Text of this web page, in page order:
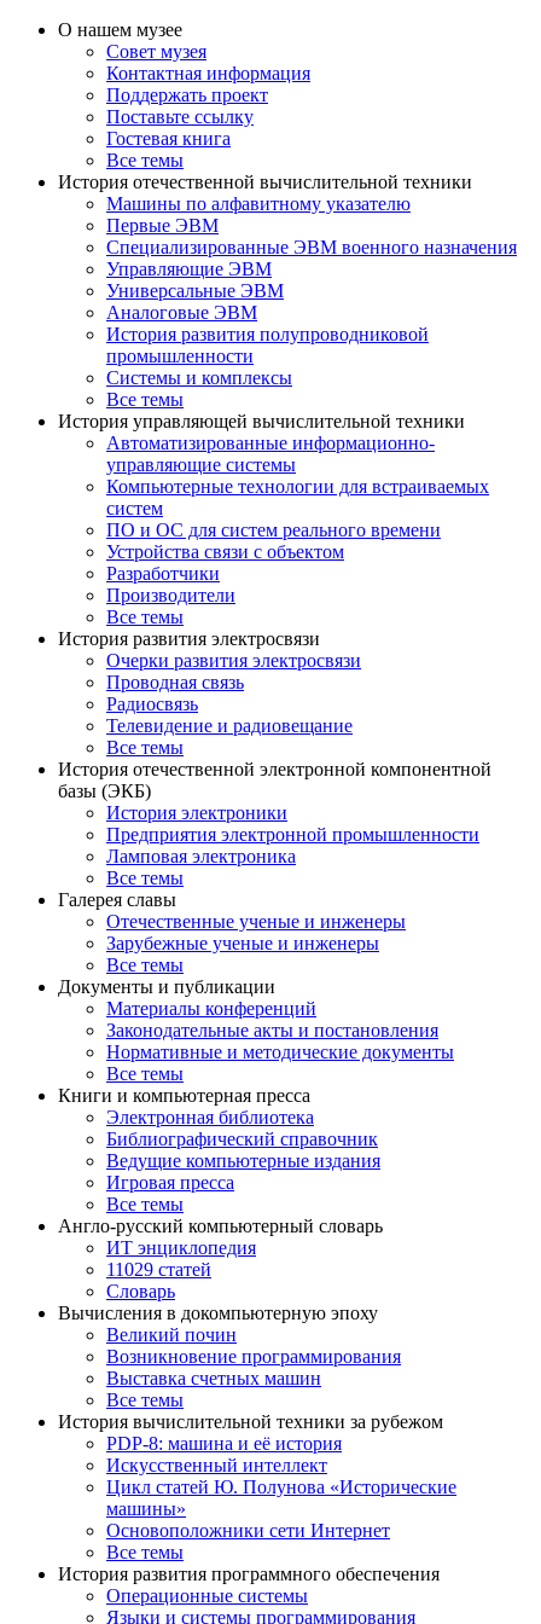
О нашем музее
Совет музея
Контактная информация
Поддержать проект
Поставьте ссылку
Гостевая книга
Все темы
История отечественной вычислительной техники
Машины по алфавитному указателю
Первые ЭВМ
Специализированные ЭВМ военного назначения
Управляющие ЭВМ
Универсальные ЭВМ
Аналоговые ЭВМ
История развития полупроводниковой
промышленности
Системы и комплексы
Все темы
История управляющей вычислительной техники
Автоматизированные информационно-
управляющие системы
Компьютерные технологии для встраиваемых
систем
ПО и ОС для систем реального времени
Устройства связи с объектом
Разработчики
Производители
Все темы
История развития электросвязи
Очерки развития электросвязи
Проводная связь
Радиосвязь
Телевидение и радиовещание
Все темы
История отечественной электронной компонентной
базы (ЭКБ)
История электроники
Предприятия электронной промышленности
Ламповая электроника
Все темы
Галерея славы
Отечественные ученые и инженеры
Зарубежные ученые и инженеры
Все темы
Документы и публикации
Материалы конференций
Законодательные акты и постановления
Нормативные и методические документы
Все темы
Книги и компьютерная пресса
Электронная библиотека
Библиографический справочник
Ведущие компьютерные издания
Игровая пресса
Все темы
Англо-русский компьютерный словарь
ИТ энциклопедия
11029 статей
Словарь
Вычисления в докомпьютерную эпоху
Великий почин
Возникновение программирования
Выставка счетных машин
Все темы
История вычислительной техники за рубежом
PDP-8: машина и её история
Искусственный интеллект
Цикл статей Ю. Полунова «Исторические
машины»
Основоположники сети Интернет
Все темы
История развития программного обеспечения
Операционные системы
Языки и системы программирования